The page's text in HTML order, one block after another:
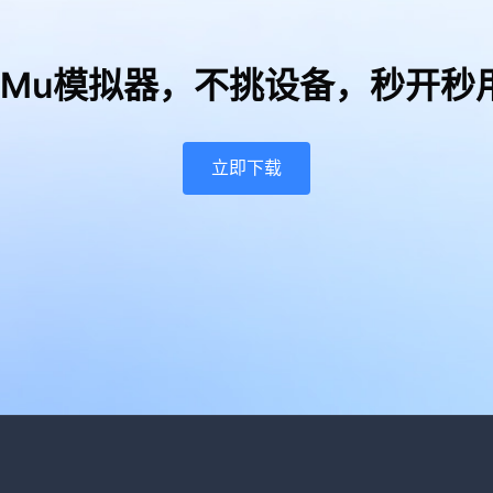
模拟器， 不挑设备，秒开秒
立即下载